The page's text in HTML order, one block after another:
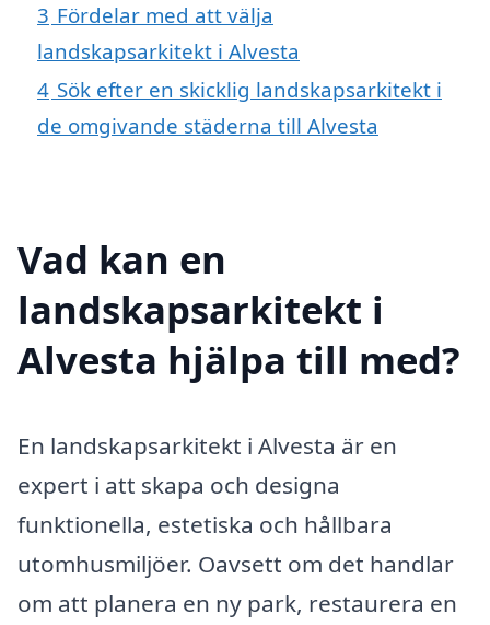
3 Fördelar med att välja
landskapsarkitekt i Alvesta
4 Sök efter en skicklig landskapsarkitekt i
de omgivande städerna till Alvesta
Vad kan en
landskapsarkitekt i
Alvesta hjälpa till med?
En landskapsarkitekt i Alvesta är en
expert i att skapa och designa
funktionella, estetiska och hållbara
utomhusmiljöer. Oavsett om det handlar
om att planera en ny park, restaurera en